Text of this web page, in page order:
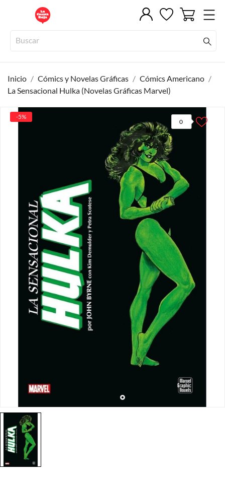
Inicio Cómics y Novelas Gráficas
Cómics Americano
La Sensacional Hulka (Novelas Gráficas Marvel)
0
-5%